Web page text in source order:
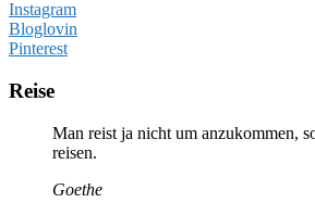
Instagram
Bloglovin
Pinterest
Reise
Man reist ja nicht um anzukommen,
reisen.
Goethe